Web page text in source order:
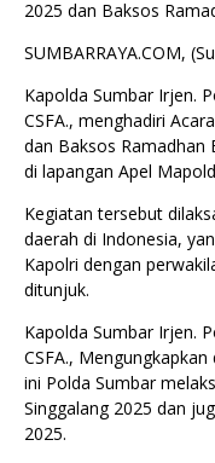
2025 dan Baksos
SUMBARRAYA.COM,
Kapolda Sumbar Irjen.
CSFA., menghadiri
dan Baksos Ramadhan
di lapangan Apel
Kegiatan tersebut
daerah di Indonesia,
Kapolri dengan
ditunjuk.
Kapolda Sumbar Irjen.
CSFA.,
ini Polda Sumbar
Singgalang 2025 dan
2025.